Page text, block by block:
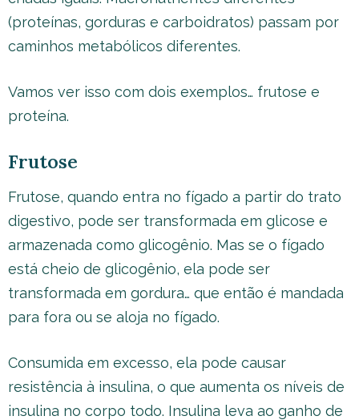
(proteínas, gorduras e carboidratos) passam por
caminhos metabólicos diferentes.
Vamos ver isso com dois exemplos… frutose e
proteína.
Frutose
Frutose, quando entra no fígado a partir do trato
digestivo, pode ser transformada em glicose e
armazenada como glicogênio. Mas se o fígado
está cheio de glicogênio, ela pode ser
transformada em gordura… que então é mandada
para fora ou se aloja no fígado.
Consumida em excesso, ela pode causar
resistência à insulina, o que aumenta os níveis de
insulina no corpo todo. Insulina leva ao ganho de